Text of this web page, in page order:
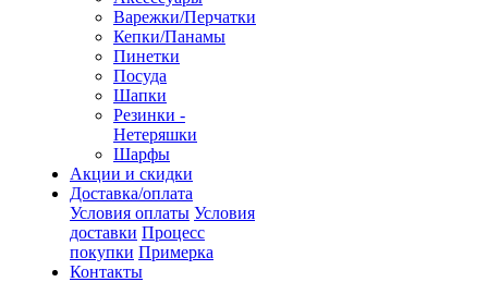
Варежки/Перчатки
Кепки/Панамы
Пинетки
Посуда
Шапки
Резинки -
Нетеряшки
Шарфы
Акции и скидки
Доставка/оплата
Условия оплаты Условия
доставки Процесс
покупки Примерка
Контакты